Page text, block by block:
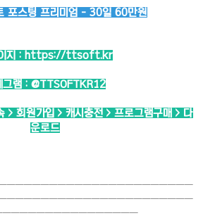
포스팅 프리미엄 - 30일 60만원
지 : https://ttsoft.kr
그램 : @TTSOFTKR12
> 회원가입 > 캐시충전 > 프로그램구매 > 다
운로드